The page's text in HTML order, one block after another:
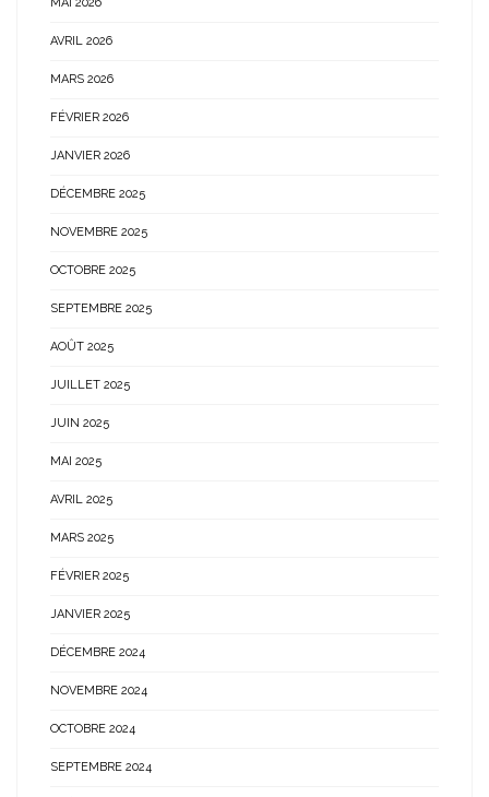
AVRIL 2026
MARS 2026
FÉVRIER 2026
JANVIER 2026
DÉCEMBRE 2025
NOVEMBRE 2025
OCTOBRE 2025
SEPTEMBRE 2025
AOÛT 2025
JUILLET 2025
JUIN 2025
MAI 2025
AVRIL 2025
MARS 2025
FÉVRIER 2025
JANVIER 2025
DÉCEMBRE 2024
NOVEMBRE 2024
OCTOBRE 2024
SEPTEMBRE 2024